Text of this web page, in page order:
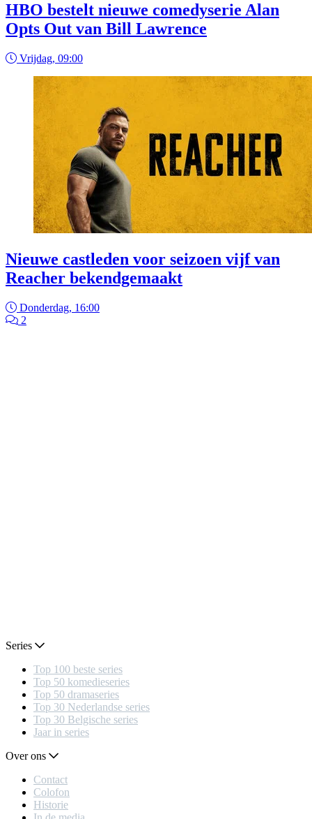
HBO bestelt nieuwe comedyserie Alan
Opts Out van Bill Lawrence
Vrijdag, 09:00
Nieuwe castleden voor seizoen vijf van
Reacher bekendgemaakt
Donderdag, 16:00
2
Series
Top 100 beste series
Top 50 komedieseries
Top 50 dramaseries
Top 30 Nederlandse series
Top 30 Belgische series
Jaar in series
Over ons
Contact
Colofon
Historie